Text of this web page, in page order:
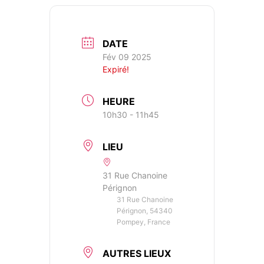
DATE
Fév 09 2025
Expiré!
HEURE
10h30 - 11h45
LIEU
31 Rue Chanoine
Pérignon
31 Rue Chanoine
Pérignon, 54340
Pompey, France
AUTRES LIEUX